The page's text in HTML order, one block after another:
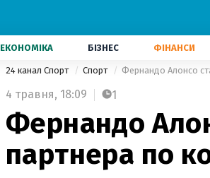
ЕКОНОМІКА БІЗНЕС ФІНАНСИ
24 канал Спорт Спорт Фернандо Алонсо
4 травня, 18:09 1
Фернандо
партнера по